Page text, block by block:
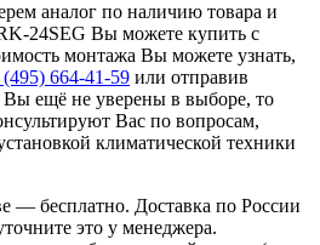
аналог по наличию товара и
24SEG Вы можете купить с
монтажа Вы можете узнать,
664-41-59 или отправив
ещё не уверены в выборе, то
Вас по вопросам,
климатической техники
— бесплатно. Доставка по России
это у менеджера.